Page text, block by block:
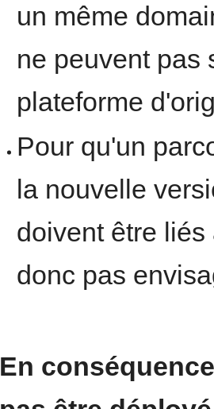
un même
ne peuvent pas
plateforme
Pour qu'un
la nouvelle
doivent être
donc pas
En